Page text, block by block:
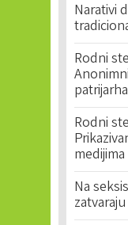
Narativi
Rodni
Rodni
medijima
Na